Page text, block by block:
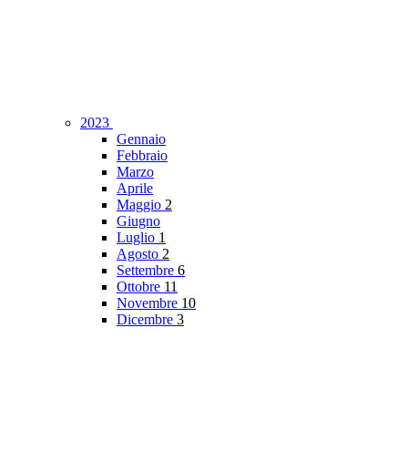
2023
Gennaio
Febbraio
Marzo
Aprile
Maggio 2
Giugno
Luglio 1
Agosto 2
Settembre 6
Ottobre 11
Novembre 10
Dicembre 3